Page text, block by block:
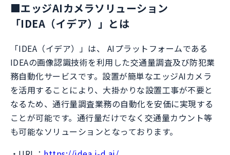
■エッジAIカメラソリューション
「IDEA（イデア）」とは
「IDEA（イデア）」は、 AIプラットフォームである
IDEAの画像認識技術を利用した交通量調査及び防犯業
務自動化サービスです。設置が簡単なエッジAIカメラ
を活用することにより、大掛かりな設置工事が不要と
なるため、通行量調査業務の自動化を安価に実現する
ことが可能です。通行量だけでなく交通量カウント等
も可能なソリューションとなっております。